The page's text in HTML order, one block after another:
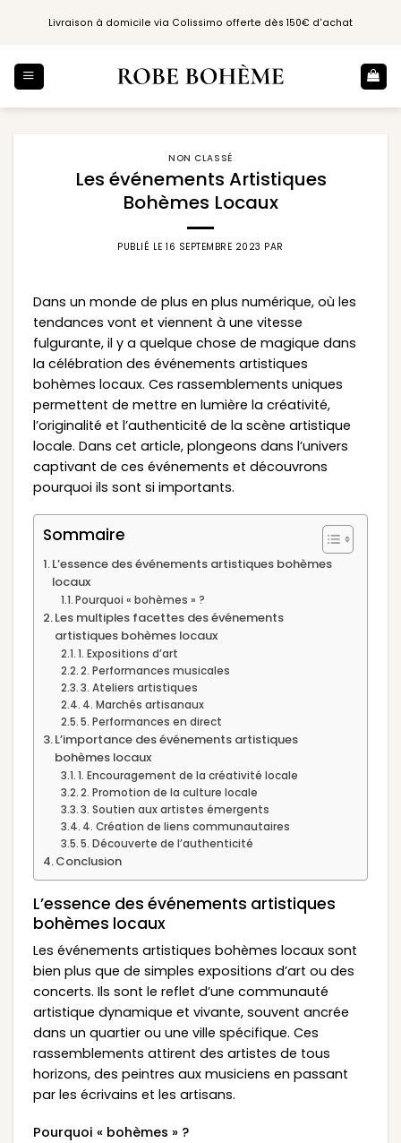
Livraison à domicile via Colissimo offerte dès 150€ d'achat
NON CLASSÉ
Les événements Artistiques
Bohèmes Locaux
PUBLIÉ LE16 SEPTEMBRE 2023 PAR
Dans un monde de plus en plus numérique, où les
tendances vont et viennent à une vitesse
fulgurante, il y a quelque chose de magique dans
la célébration des événements artistiques
bohèmes locaux. Ces rassemblements uniques
permettent de mettre en lumière la créativité,
l’originalité et l’authenticité de la scène artistique
locale. Dans cet article, plongeons dans l’univers
captivant de ces événements et découvrons
pourquoi ils sont si importants.
Sommaire
L’essence des événements artistiques bohèmes
locaux
Pourquoi « bohèmes » ?
Les multiples facettes des événements
artistiques bohèmes locaux
1. Expositions d’art
2. Performances musicales
3. Ateliers artistiques
4. Marchés artisanaux
5. Performances en direct
L’importance des événements artistiques
bohèmes locaux
1. Encouragement de la créativité locale
2. Promotion de la culture locale
3. Soutien aux artistes émergents
4. Création de liens communautaires
5. Découverte de l’authenticité
Conclusion
L’essence des événements artistiques
bohèmes locaux
Les événements artistiques bohèmes locaux sont
bien plus que de simples expositions d’art ou des
concerts. Ils sont le reflet d’une communauté
artistique dynamique et vivante, souvent ancrée
dans un quartier ou une ville spécifique. Ces
rassemblements attirent des artistes de tous
horizons, des peintres aux musiciens en passant
par les écrivains et les artisans.
Pourquoi « bohèmes » ?